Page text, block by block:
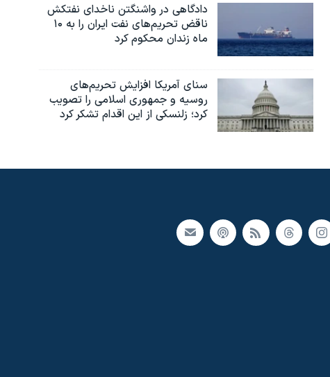
دادگاهی در واشنگتن ناخدای نفتکش
ناقض تحریم‌های نفت ایران را به ۱۰
ماه زندان محکوم کرد
سنای آمریکا افزایش تحریم‌های
روسیه و جمهوری اسلامی را تصویب
کرد؛ زلنسکی از این اقدام تشکر کرد